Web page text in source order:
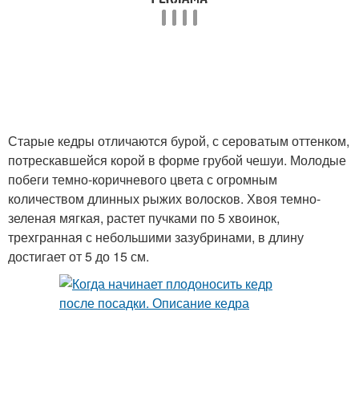
Старые кедры отличаются бурой, с сероватым оттенком,
потрескавшейся корой в форме грубой чешуи. Молодые
побеги темно-коричневого цвета с огромным
количеством длинных рыжих волосков. Хвоя темно-
зеленая мягкая, растет пучками по 5 хвоинок,
трехгранная с небольшими зазубринами, в длину
достигает от 5 до 15 см.